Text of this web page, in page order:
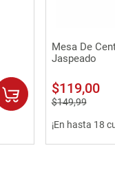
Mesa De
Jaspeado
$119,00
$149,99
¡En hasta 18